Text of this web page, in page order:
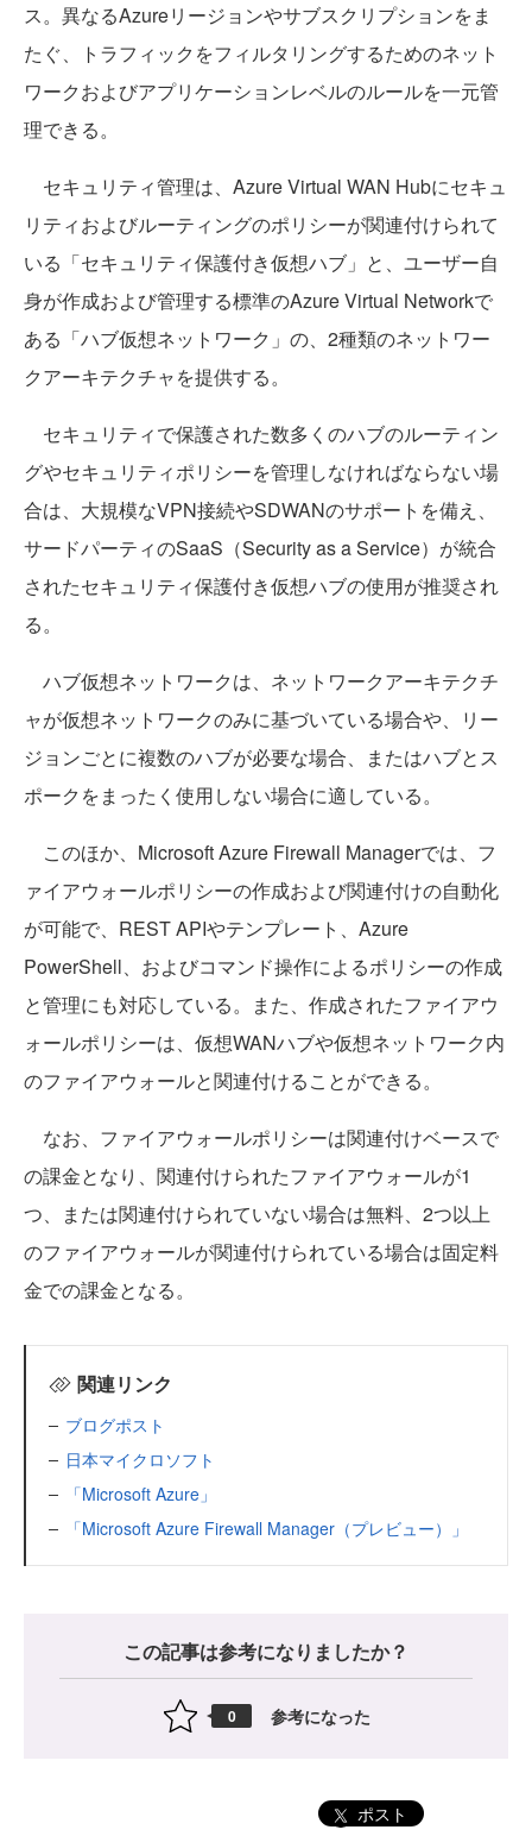
ス。異なるAzureリージョンやサブスクリプションをま
たぐ、トラフィックをフィルタリングするためのネット
ワークおよびアプリケーションレベルのルールを一元管
理できる。
セキュリティ管理は、Azure Virtual WAN Hubにセキュ
リティおよびルーティングのポリシーが関連付けられて
いる「セキュリティ保護付き仮想ハブ」と、ユーザー自
身が作成および管理する標準のAzure Virtual Networkで
ある「ハブ仮想ネットワーク」の、2種類のネットワー
クアーキテクチャを提供する。
セキュリティで保護された数多くのハブのルーティン
グやセキュリティポリシーを管理しなければならない場
合は、大規模なVPN接続やSDWANのサポートを備え、
サードパーティのSaaS（Security as a Service）が統合
されたセキュリティ保護付き仮想ハブの使用が推奨され
る。
ハブ仮想ネットワークは、ネットワークアーキテクチ
ャが仮想ネットワークのみに基づいている場合や、リー
ジョンごとに複数のハブが必要な場合、またはハブとス
ポークをまったく使用しない場合に適している。
このほか、Microsoft Azure Firewall Managerでは、フ
ァイアウォールポリシーの作成および関連付けの自動化
が可能で、REST APIやテンプレート、Azure
PowerShell、およびコマンド操作によるポリシーの作成
と管理にも対応している。また、作成されたファイアウ
ォールポリシーは、仮想WANハブや仮想ネットワーク内
のファイアウォールと関連付けることができる。
なお、ファイアウォールポリシーは関連付けベースで
の課金となり、関連付けられたファイアウォールが1
つ、または関連付けられていない場合は無料、2つ以上
のファイアウォールが関連付けられている場合は固定料
金での課金となる。
関連リンク
ブログポスト
日本マイクロソフト
「Microsoft Azure」
「Microsoft Azure Firewall Manager（プレビュー）」
この記事は参考になりましたか？
0 参考になった
ポスト